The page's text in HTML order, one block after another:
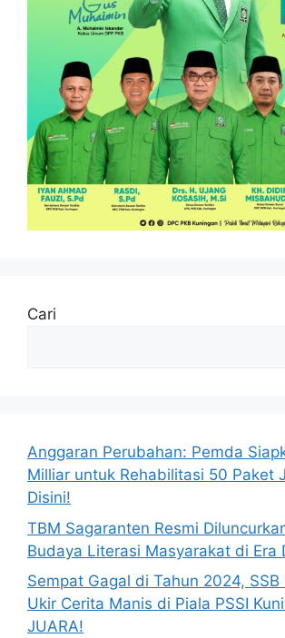
Cari
Anggaran Perubahan: Pemda
Milliar untuk Rehabilitasi 50 Paket
Disini!
TBM Sagaranten Resmi
Budaya Literasi Masyarakat di Era
Sempat Gagal di Tahun 2024, SSB
Ukir Cerita Manis di Piala PSSI
JUARA!